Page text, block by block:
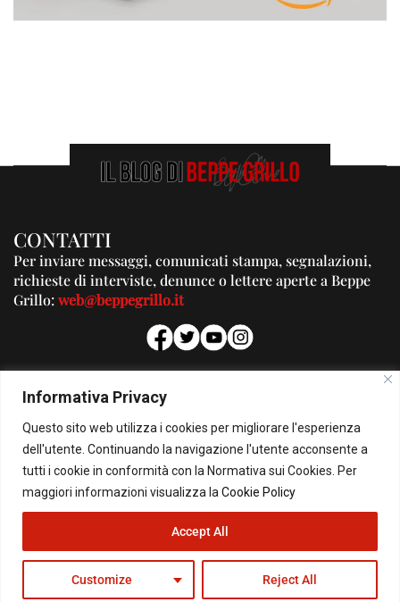
Informativa Privacy
Questo sito web utilizza i cookies per migliorare l'esperienza
dell'utente. Continuando la navigazione l'utente acconsente a
tutti i cookie in conformità con la Normativa sui Cookies. Per
maggiori informazioni visualizza la Cookie Policy
Customize Reject All
Accept All
CONTATTI
Per inviare messaggi, comunicati stampa, segnalazioni,
richieste di interviste, denunce o lettere aperte a Beppe
Grillo:web@beppegrillo.it
PUBBLICITA'
Per la tua pubblicità su questo Blog:
pubblicita@beppegrillo.it
© Copyright 2026 - Il Blog di Beppe Grillo. All Rights Reserved - Powered by
happygrafic.com